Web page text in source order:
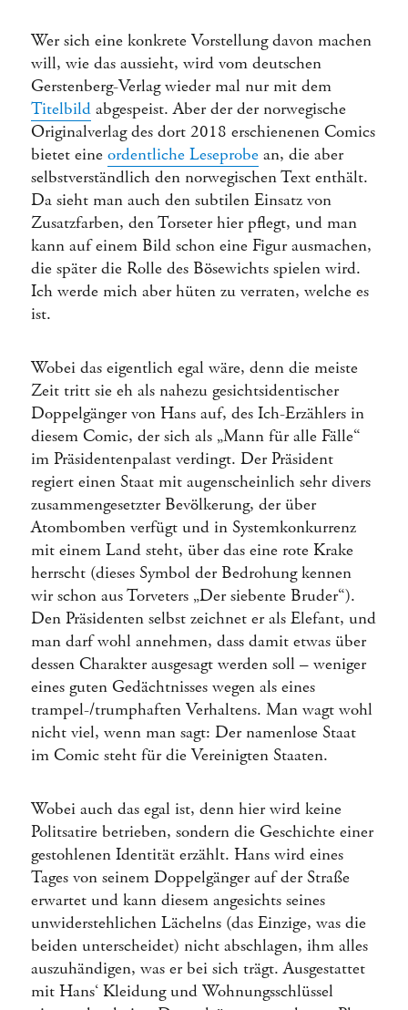
Wer sich eine konkrete Vorstellung davon machen
will, wie das aussieht, wird vom deutschen
Gerstenberg-Verlag wieder mal nur mit dem
Titelbild abgespeist. Aber der der norwegische
Originalverlag des dort 2018 erschienenen Comics
bietet eineordentliche Leseprobe an, die aber
selbstverständlich den norwegischen Text enthält.
Da sieht man auch den subtilen Einsatz von
Zusatzfarben, den Torseter hier pflegt, und man
kann auf einem Bild schon eine Figur ausmachen,
die später die Rolle des Bösewichts spielen wird.
Ich werde mich aber hüten zu verraten, welche es
ist.
Wobei das eigentlich egal wäre, denn die meiste
Zeit tritt sie eh als nahezu gesichtsidentischer
Doppelgänger von Hans auf, des Ich-Erzählers in
diesem Comic, der sich als „Mann für alle Fälle“
im Präsidentenpalast verdingt. Der Präsident
regiert einen Staat mit augenscheinlich sehr divers
zusammengesetzter Bevölkerung, der über
Atombomben verfügt und in Systemkonkurrenz
mit einem Land steht, über das eine rote Krake
herrscht (dieses Symbol der Bedrohung kennen
wir schon aus Torveters „Der siebente Bruder“).
Den Präsidenten selbst zeichnet er als Elefant, und
man darf wohl annehmen, dass damit etwas über
dessen Charakter ausgesagt werden soll – weniger
eines guten Gedächtnisses wegen als eines
trampel-/trumphaften Verhaltens. Man wagt wohl
nicht viel, wenn man sagt: Der namenlose Staat
im Comic steht für die Vereinigten Staaten.
Wobei auch das egal ist, denn hier wird keine
Politsatire betrieben, sondern die Geschichte einer
gestohlenen Identität erzählt. Hans wird eines
Tages von seinem Doppelgänger auf der Straße
erwartet und kann diesem angesichts seines
unwiderstehlichen Lächelns (das Einzige, was die
beiden unterscheidet) nicht abschlagen, ihm alles
auszuhändigen, was er bei sich trägt. Ausgestattet
mit Hans‘ Kleidung und Wohnungsschlüssel